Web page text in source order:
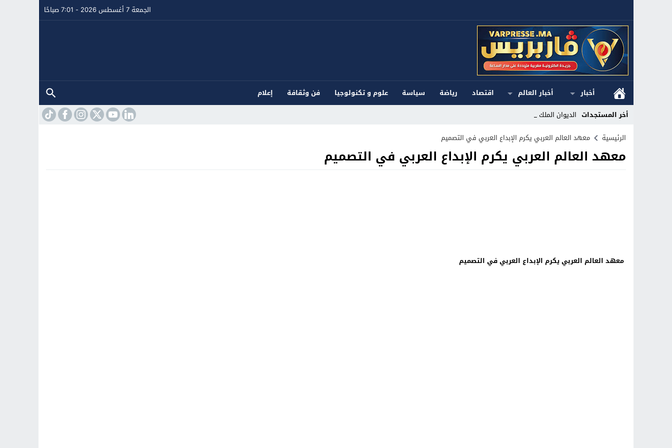
الجمعة 7 أغسطس 2026 - 7:01 صباحًا
أخبار أخبار العالم اقتصاد رياضة سياسة علوم و تكنولوجيا فن وثقافة
إعلام
أخر المستجدات الديوان الملكي ا_
Stop
Previous
الرئيسية معهد العالم العربي يكرم الإبداع العربي في التصميم
معهد العالم العربي يكرم الإبداع العربي في التصميم
معهد العالم العربي يكرم الإبداع العربي في التصميم